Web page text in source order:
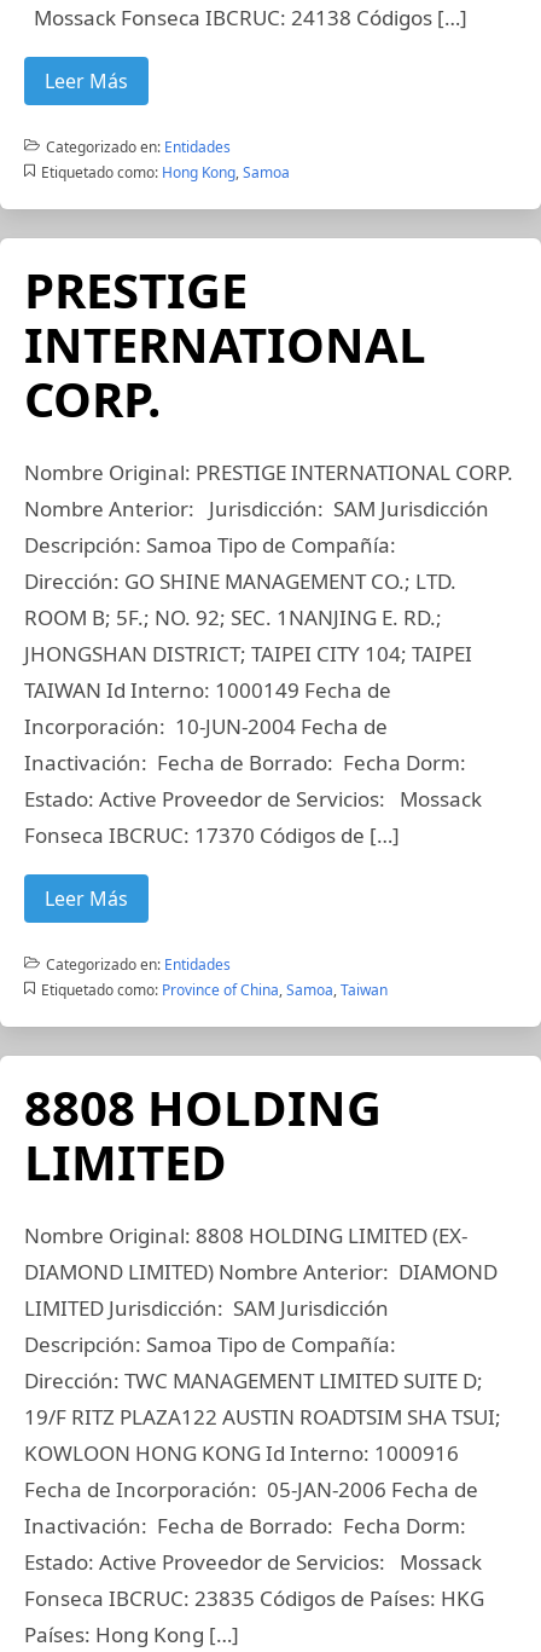
Mossack Fonseca IBCRUC: 24138 Códigos […]
Leer Más
Categorizado en: Entidades
Etiquetado como: Hong Kong,Samoa
PRESTIGE
INTERNATIONAL
CORP.
Nombre Original: PRESTIGE INTERNATIONAL CORP.
Nombre Anterior: Jurisdicción: SAM Jurisdicción
Descripción: Samoa Tipo de Compañía:
Dirección: GO SHINE MANAGEMENT CO.; LTD.
ROOM B; 5F.; NO. 92; SEC. 1NANJING E. RD.;
JHONGSHAN DISTRICT; TAIPEI CITY 104; TAIPEI
TAIWAN Id Interno: 1000149 Fecha de
Incorporación: 10-JUN-2004 Fecha de
Inactivación: Fecha de Borrado: Fecha Dorm:
Estado: Active Proveedor de Servicios: Mossack
Fonseca IBCRUC: 17370 Códigos de […]
Leer Más
Categorizado en: Entidades
Etiquetado como: Province of China,Samoa,Taiwan
8808 HOLDING
LIMITED
Nombre Original: 8808 HOLDING LIMITED (EX-
DIAMOND LIMITED) Nombre Anterior: DIAMOND
LIMITED Jurisdicción: SAM Jurisdicción
Descripción: Samoa Tipo de Compañía:
Dirección: TWC MANAGEMENT LIMITED SUITE D;
19/F RITZ PLAZA122 AUSTIN ROADTSIM SHA TSUI;
KOWLOON HONG KONG Id Interno: 1000916
Fecha de Incorporación: 05-JAN-2006 Fecha de
Inactivación: Fecha de Borrado: Fecha Dorm:
Estado: Active Proveedor de Servicios: Mossack
Fonseca IBCRUC: 23835 Códigos de Países: HKG
Países: Hong Kong […]